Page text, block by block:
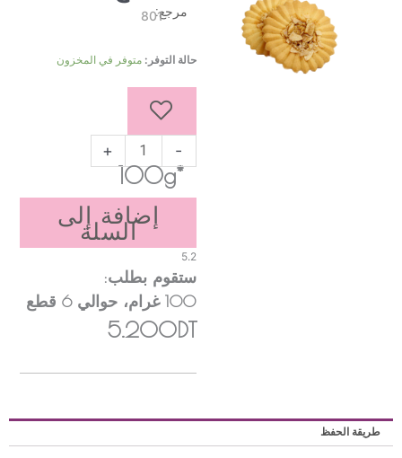
مرجع:801
حالة التوفر: متوفر في المخزون
إضافة إلى
السلة
ستقوم بطلب:
100غرام، حوالي6 قطع
5.200DT
طريقة الحفظ